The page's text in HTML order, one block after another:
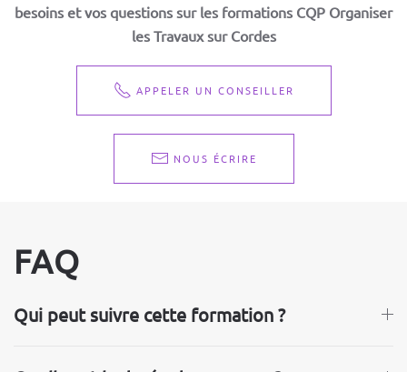
besoins et vos questions sur les formations CQP Organiser
les Travaux sur Cordes
APPELER UN CONSEILLER
NOUS ÉCRIRE
FAQ
Qui peut suivre cette formation ?